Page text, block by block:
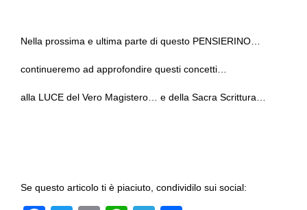
Nella prossima e ultima parte di questo PENSIERINO…
continueremo ad approfondire questi concetti…
alla LUCE del Vero Magistero… e della Sacra Scrittura…
Se questo articolo ti è piaciuto, condividilo sui social: